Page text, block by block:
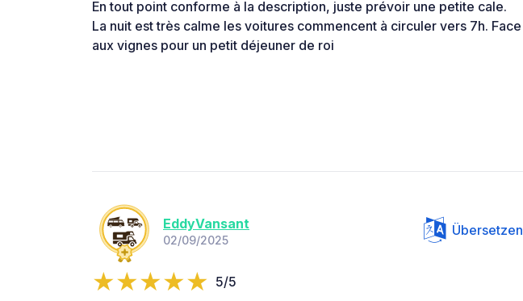
En tout point conforme à la description, juste prévoir une petite cale.
La nuit est très calme les voitures commencent à circuler vers 7h. Face
aux vignes pour un petit déjeuner de roi
EddyVansant
02/09/2025
Übersetzen
5/5